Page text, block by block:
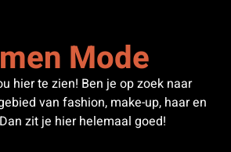
Mode
hier te zien! Ben je op zoek naar
van fashion, make-up, haar en
zit je hier helemaal goed!